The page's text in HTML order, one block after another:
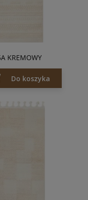
KREMOWY
Do koszyka